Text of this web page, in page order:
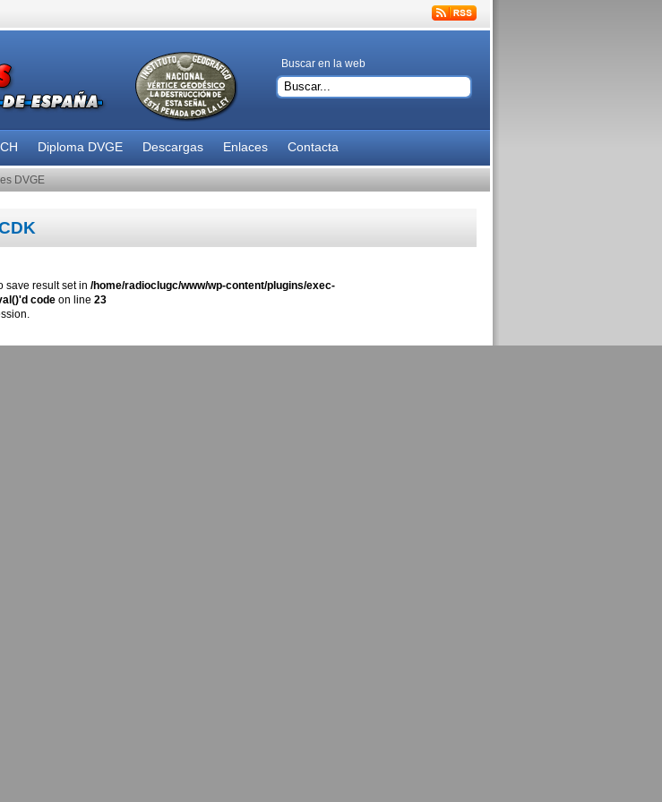
Buscar en la web
Diploma DVGE Descargas Enlaces Contacta
DVGE
save result set in /home/radioclugc/www/wp-content/plugins/exec-
codeon line 23